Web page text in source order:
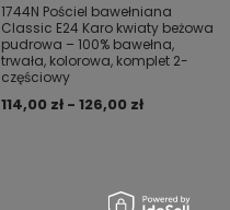
1744N Pościel bawełniana
Classic E24 Karo kwiaty beżowa
pudrowa – 100% bawełna,
trwała, kolorowa, komplet 2-
częściowy
114,00 zł - 126,00 zł